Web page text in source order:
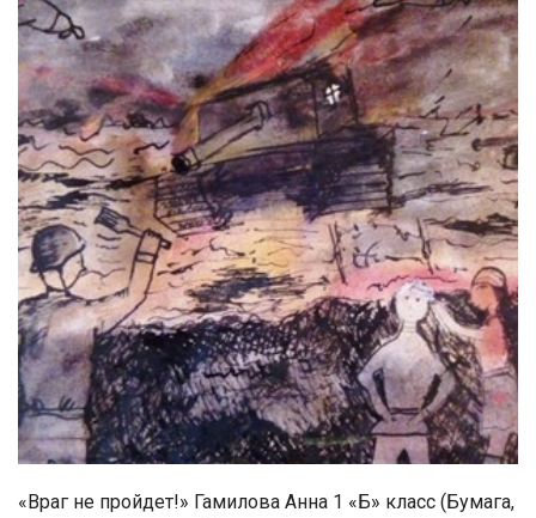
«Враг не пройдет!» Гамилова Анна 1 «Б» класс (Бумага,